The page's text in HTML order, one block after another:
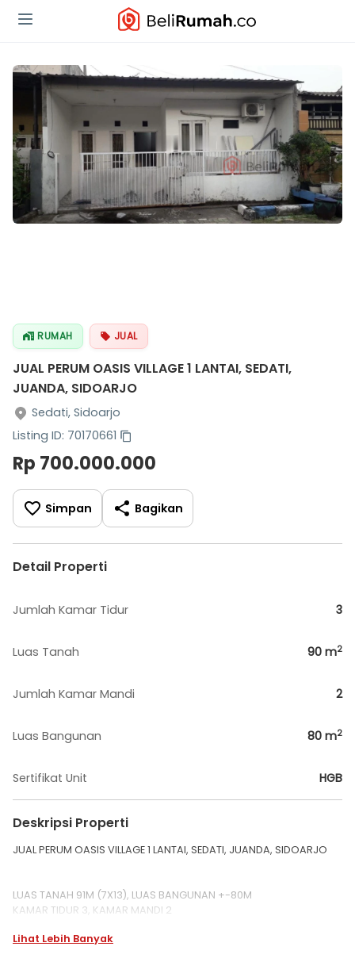
RUMAH JUAL
JUAL PERUM OASIS VILLAGE 1 LANTAI, SEDATI,
JUANDA, SIDOARJO
Sedati, Sidoarjo
Listing ID: 70170661
Rp 700.000.000
Simpan Bagikan
Detail Properti
Jumlah Kamar Tidur 3
Luas Tanah 90 m2
Jumlah Kamar Mandi 2
Luas Bangunan 80 m2
Sertifikat Unit HGB
Deskripsi Properti
JUAL PERUM OASIS VILLAGE 1 LANTAI, SEDATI, JUANDA, SIDOARJO
LUAS TANAH 91M (7X13), LUAS BANGUNAN +-80M
KAMAR TIDUR 3, KAMAR MANDI 2
IMB & BLUEPRINT LENGKAP
Lihat Lebih Banyak